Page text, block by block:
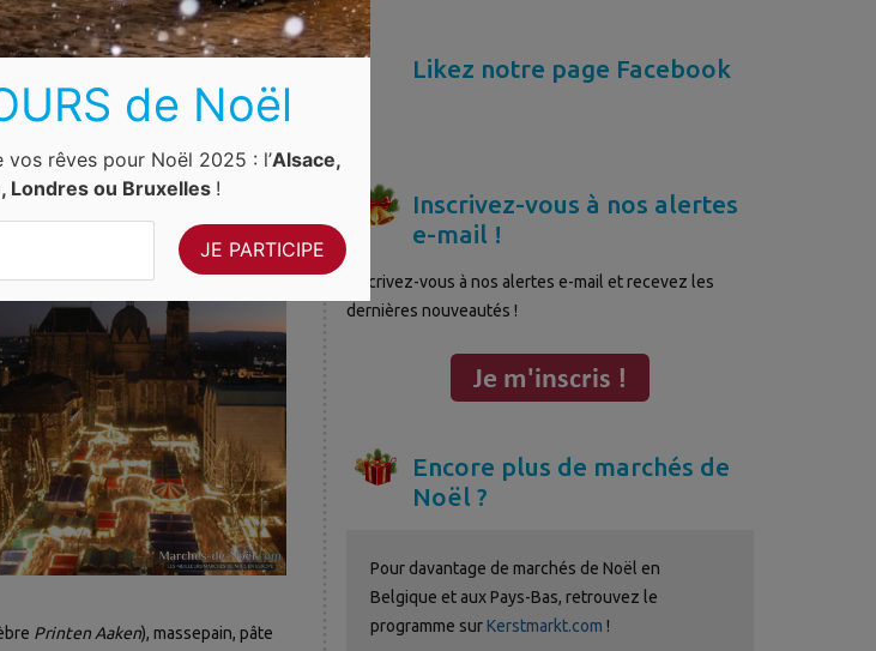
la frontière belge. Elle est connue
Printen Aaken), massepain, pâte
Likez notre page Facebook
Inscrivez-vous à nos alertes
e-mail !
Inscrivez-vous à nos alertes e-mail et recevez les
dernières nouveautés !
Encore plus de marchés de
Noël ?
Pour davantage de marchés de Noël en
Belgique et aux Pays-Bas, retrouvez le
programme surKerstmarkt.com !
de Noël
rêves pour Noël 2025 : l’Alsace,
Londres ou Bruxelles !